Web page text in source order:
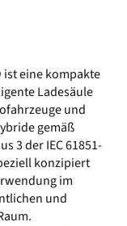
ist eine kompakte
Ladesäule
und
gemäß
3 der IEC 61851-
konzipiert
im
und